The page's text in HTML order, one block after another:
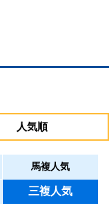
人気順
馬複人気
三複人気